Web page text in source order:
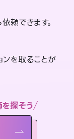
頼できます。
ンを取ることが
探そう